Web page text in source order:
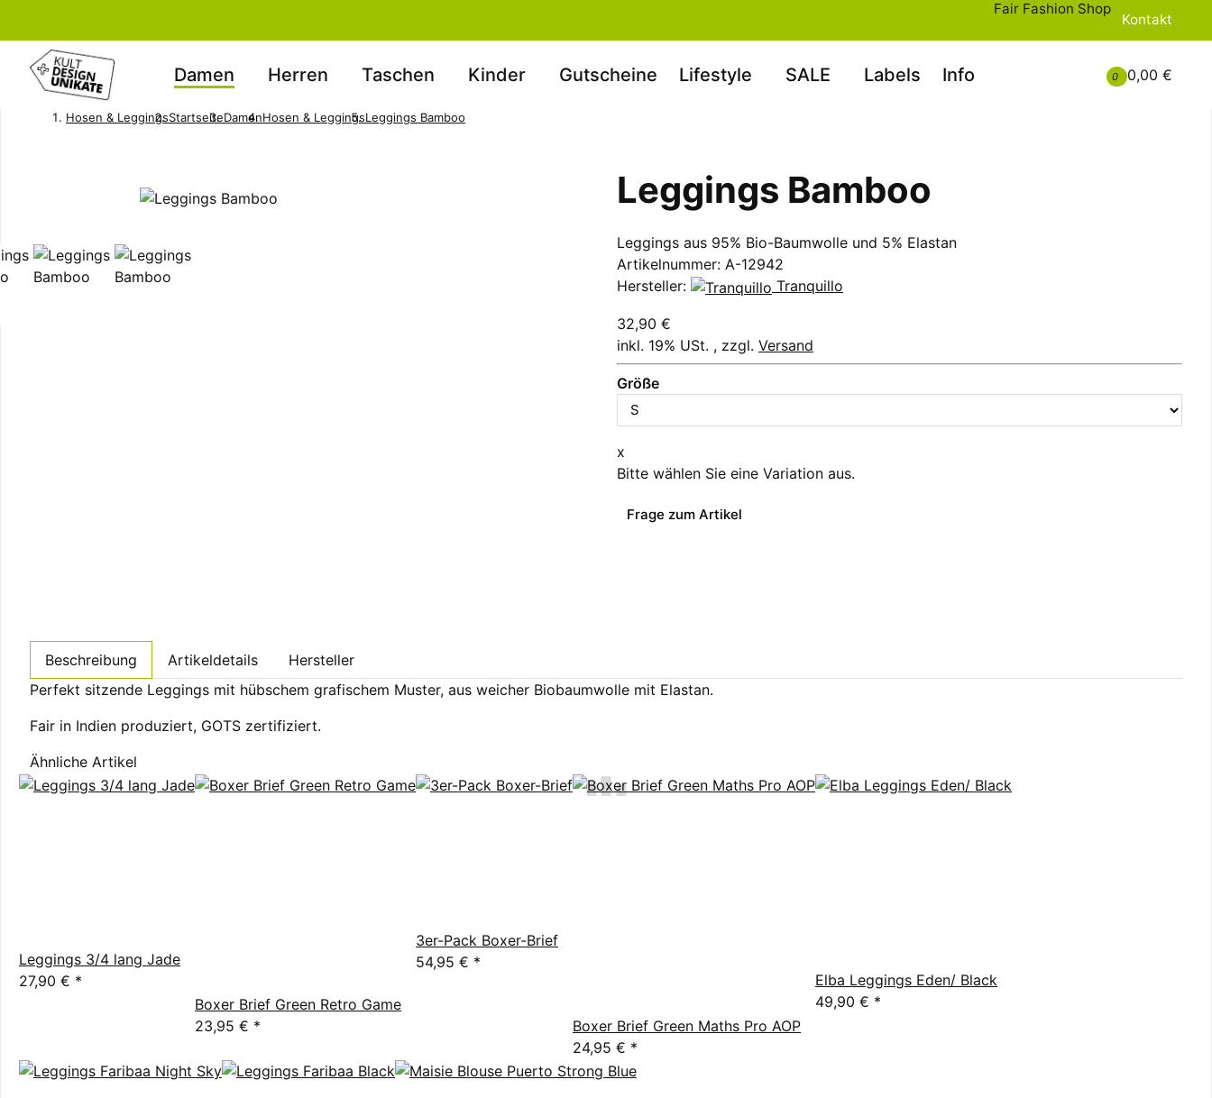
Kontakt
Fair Fashion Shop
0 0,00 €
Damen Herren Taschen Kinder Gutscheine Lifestyle SALE Labels Info
Hosen & LeggingsStartseiteDamenHosen & LeggingsLeggings Bamboo
Leggings Bamboo
Leggings aus 95% Bio-Baumwolle und 5% Elastan
Artikelnummer: A-12942
Hersteller:
Tranquillo
32,90 €
inkl. 19% USt. , zzgl. Versand
Größe
x
Bitte wählen Sie eine Variation aus.
Frage zum Artikel
Beschreibung Artikeldetails
Hersteller
Perfekt sitzende Leggings mit hübschem grafischem Muster, aus weicher Biobaumwolle mit Elastan.
Fair in Indien produziert, GOTS zertifiziert.
Ähnliche Artikel
Leggings 3/4 lang Jade
27,90 € *
Boxer Brief Green Retro Game
23,95 € *
3er-Pack Boxer-Brief
54,95 € *
Boxer Brief Green Maths Pro AOP
24,95 € *
Elba Leggings Eden/ Black
49,90 € *